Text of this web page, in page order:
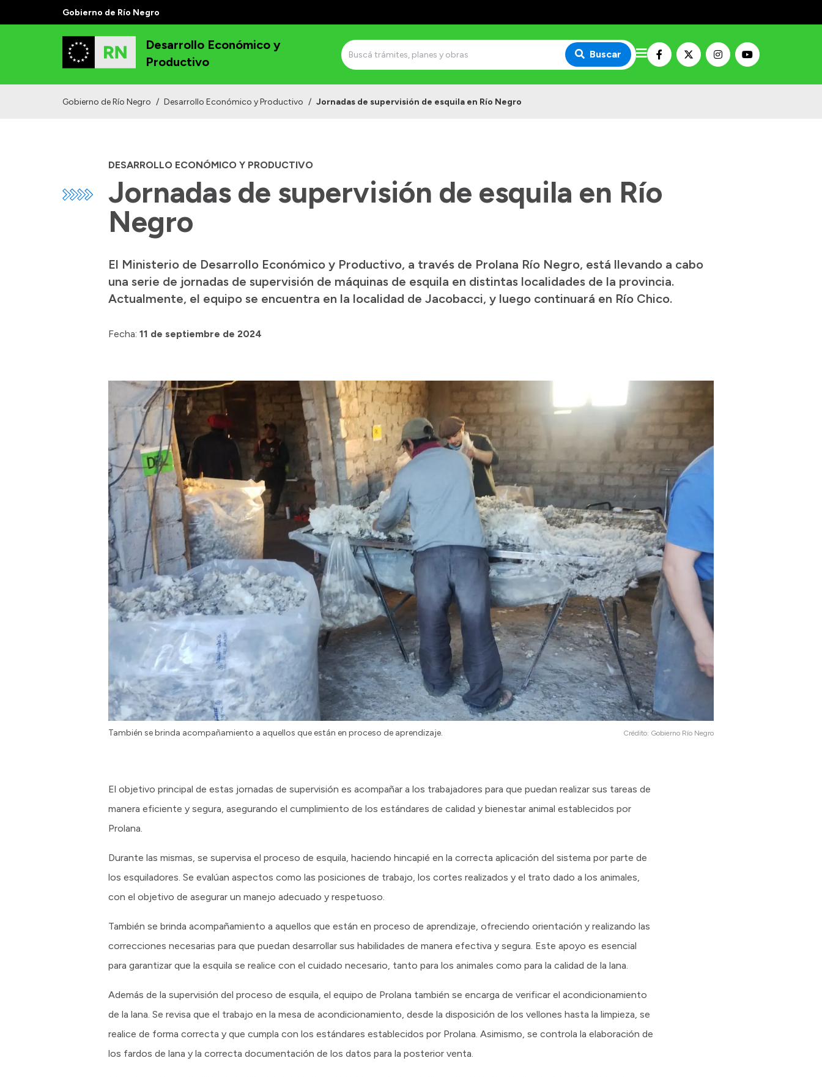
Gobierno de Río Negro
Desarrollo Económico y
Productivo
Buscar
Gobierno de Río Negro / Desarrollo Económico y Productivo / Jornadas de supervisión de esquila en Río Negro
DESARROLLO ECONÓMICO Y PRODUCTIVO
Jornadas de supervisión de esquila en Río
Negro
El Ministerio de Desarrollo Económico y Productivo, a través de Prolana Río Negro, está llevando a cabo
una serie de jornadas de supervisión de máquinas de esquila en distintas localidades de la provincia.
Actualmente, el equipo se encuentra en la localidad de Jacobacci, y luego continuará en Río Chico.
Fecha: 11 de septiembre de 2024
También se brinda acompañamiento a aquellos que están en proceso de aprendizaje. Crédito: Gobierno Río Negro
El objetivo principal de estas jornadas de supervisión es acompañar a los trabajadores para que puedan realizar sus tareas de
manera eficiente y segura, asegurando el cumplimiento de los estándares de calidad y bienestar animal establecidos por
Prolana.
Durante las mismas, se supervisa el proceso de esquila, haciendo hincapié en la correcta aplicación del sistema por parte de
los esquiladores. Se evalúan aspectos como las posiciones de trabajo, los cortes realizados y el trato dado a los animales,
con el objetivo de asegurar un manejo adecuado y respetuoso.
También se brinda acompañamiento a aquellos que están en proceso de aprendizaje, ofreciendo orientación y realizando las
correcciones necesarias para que puedan desarrollar sus habilidades de manera efectiva y segura. Este apoyo es esencial
para garantizar que la esquila se realice con el cuidado necesario, tanto para los animales como para la calidad de la lana.
Además de la supervisión del proceso de esquila, el equipo de Prolana también se encarga de verificar el acondicionamiento
de la lana. Se revisa que el trabajo en la mesa de acondicionamiento, desde la disposición de los vellones hasta la limpieza, se
realice de forma correcta y que cumpla con los estándares establecidos por Prolana. Asimismo, se controla la elaboración de
los fardos de lana y la correcta documentación de los datos para la posterior venta.